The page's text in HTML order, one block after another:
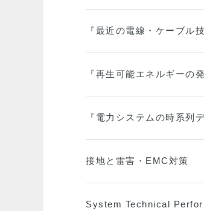
『最近の電線・ケーブル
『再生可能エネルギーの
『電力システムの時系列
接地と雷害・EMC対策
System Technical